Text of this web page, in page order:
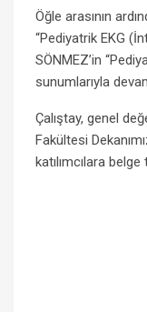
Öğle arasının
“Pediyatrik EKG
SÖNMEZ’in
sunumlarıyla
Çalıştay, genel
Fakültesi
katılımcılara